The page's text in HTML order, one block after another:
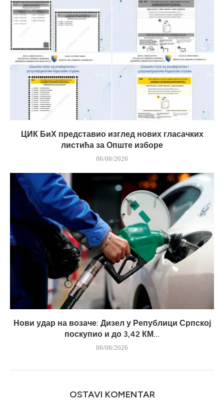
ЦИК БиХ представио изглед нових гласачких
листића за Опште изборе
06/08/2026
Нови удар на возаче: Дизел у Републици Српској
поскупио и до 3,42 КМ...
06/08/2026
OSTAVI KOMENTAR